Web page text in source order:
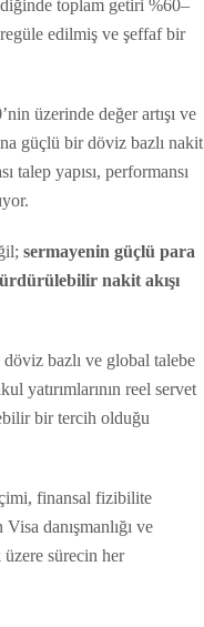
toplam getiri %60–
edilmiş ve şeffaf bir
üzerinde değer artışı ve
güçlü bir döviz bazlı nakit
talep yapısı, performansı
sermayenin güçlü para
nakit akışı
bazlı ve global talebe
yatırımlarının reel servet
bir tercih olduğu
finansal fizibilite
danışmanlığı ve
üzere sürecin her